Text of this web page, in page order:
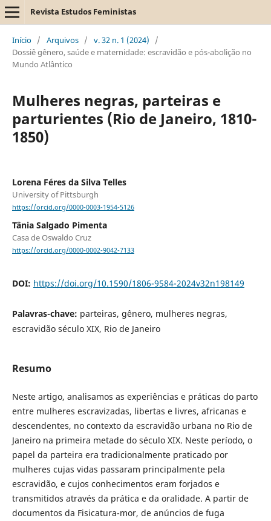
Revista Estudos Feministas
Início / Arquivos / v. 32 n. 1 (2024)
/
Dossiê gênero, saúde e maternidade: escravidão e pós-abolição no
Mundo Atlântico
Mulheres negras, parteiras e
parturientes (Rio de Janeiro, 1810-
1850)
Lorena Féres da Silva Telles
University of Pittsburgh
https://orcid.org/0000-0003-1954-5126
Tânia Salgado Pimenta
Casa de Oswaldo Cruz
https://orcid.org/0000-0002-9042-7133
DOI: https://doi.org/10.1590/1806-9584-2024v32n198149
Palavras-chave: parteiras, gênero, mulheres negras,
escravidão século XIX, Rio de Janeiro
Resumo
Neste artigo, analisamos as experiências e práticas do parto
entre mulheres escravizadas, libertas e livres, africanas e
descendentes, no contexto da escravidão urbana no Rio de
Janeiro na primeira metade do século XIX. Neste período, o
papel da parteira era tradicionalmente praticado por
mulheres cujas vidas passaram principalmente pela
escravidão, e cujos conhecimentos eram forjados e
transmitidos através da prática e da oralidade. A partir de
documentos da Fisicatura-mor, de anúncios de fuga